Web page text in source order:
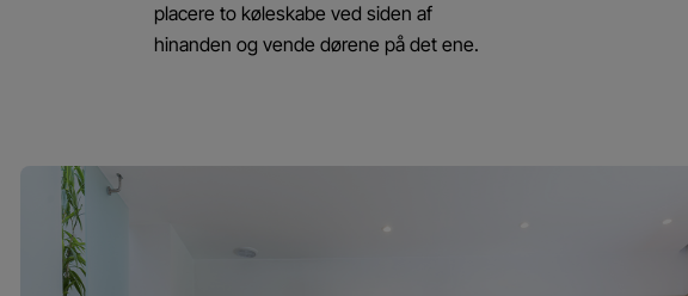
placere to køleskabe ved siden af
hinanden og vende dørene på det ene.